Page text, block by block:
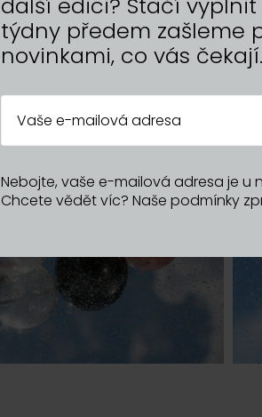
týdny předem zašleme
novinkami, co vás čekají.
Nebojte, vaše e-mailová adresa je u
Chcete vědět víc? Naše podmínky